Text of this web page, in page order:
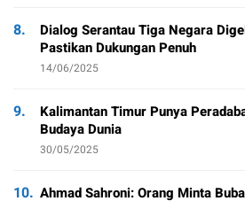
8.
Dialog Serantau Tiga Negara
Pastikan Dukungan Penuh
14/06/2025
9.
Kalimantan Timur Punya
Budaya Dunia
30/05/2025
10. Ahmad Sahroni: Orang Minta